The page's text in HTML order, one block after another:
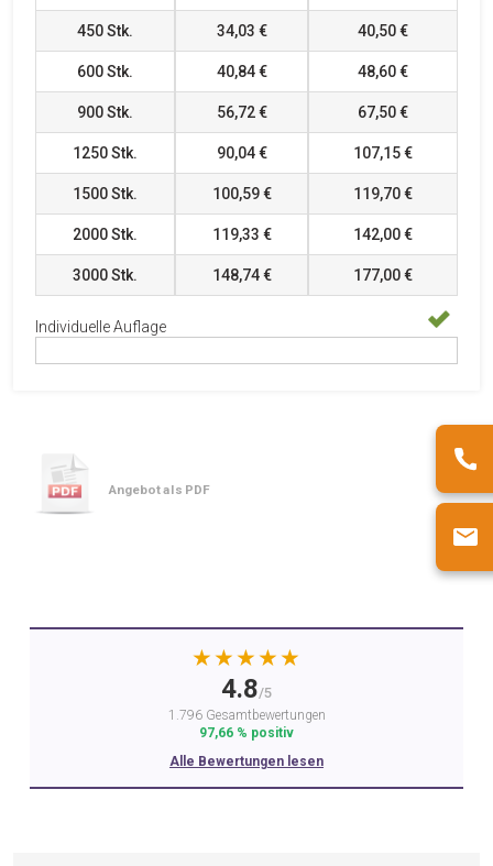
450Stk. 34,03 € 40,50 €
600Stk. 40,84 € 48,60 €
900Stk. 56,72 € 67,50 €
1250Stk. 90,04 € 107,15 €
1500Stk. 100,59 € 119,70 €
2000Stk. 119,33 € 142,00 €
3000Stk. 148,74 € 177,00 €
Individuelle Auflage
Angebot als PDF
★★★★★
4.8/5
1.796 Gesamtbewertungen
97,66 % positiv
Alle Bewertungen lesen